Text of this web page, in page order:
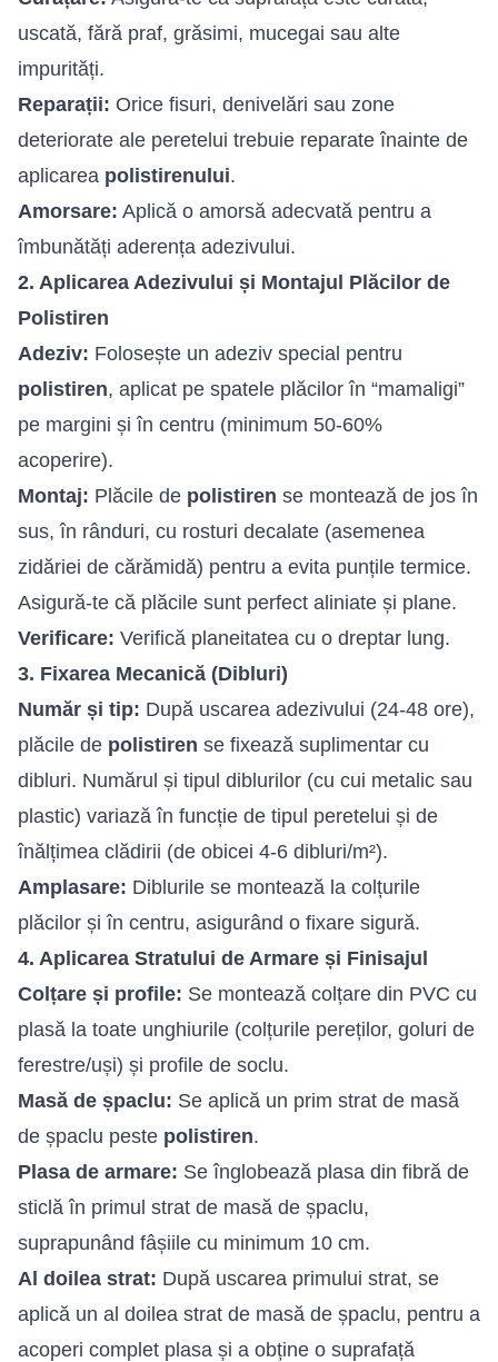
uscată, fără praf, grăsimi, mucegai sau alte
impurități.
Reparații: Orice fisuri, denivelări sau zone
deteriorate ale peretelui trebuie reparate înainte de
aplicarea polistirenului.
Amorsare: Aplică o amorsă adecvată pentru a
îmbunătăți aderența adezivului.
2. Aplicarea Adezivului și Montajul Plăcilor de
Polistiren
Adeziv: Folosește un adeziv special pentru
polistiren, aplicat pe spatele plăcilor în “mamaligi”
pe margini și în centru (minimum 50-60%
acoperire).
Montaj: Plăcile de polistiren se montează de jos în
sus, în rânduri, cu rosturi decalate (asemenea
zidăriei de cărămidă) pentru a evita punțile termice.
Asigură-te că plăcile sunt perfect aliniate și plane.
Verificare: Verifică planeitatea cu o dreptar lung.
3. Fixarea Mecanică (Dibluri)
Număr și tip: După uscarea adezivului (24-48 ore),
plăcile de polistiren se fixează suplimentar cu
dibluri. Numărul și tipul diblurilor (cu cui metalic sau
plastic) variază în funcție de tipul peretelui și de
înălțimea clădirii (de obicei 4-6 dibluri/m²).
Amplasare: Diblurile se montează la colțurile
plăcilor și în centru, asigurând o fixare sigură.
4. Aplicarea Stratului de Armare și Finisajul
Colțare și profile: Se montează colțare din PVC cu
plasă la toate unghiurile (colțurile pereților, goluri de
ferestre/uși) și profile de soclu.
Masă de șpaclu: Se aplică un prim strat de masă
de șpaclu peste polistiren.
Plasa de armare: Se înglobează plasa din fibră de
sticlă în primul strat de masă de șpaclu,
suprapunând fâșiile cu minimum 10 cm.
Al doilea strat: După uscarea primului strat, se
aplică un al doilea strat de masă de șpaclu, pentru a
acoperi complet plasa și a obține o suprafață